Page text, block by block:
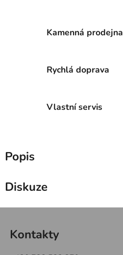
Kamenná prodejna
Rychlá doprava
Vlastní servis
Popis
Diskuze
Kontakty